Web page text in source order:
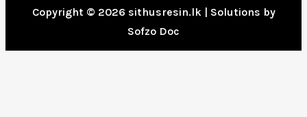
Copyright © 2026 sithusresin.lk | Solutions by
Sofzo Doc